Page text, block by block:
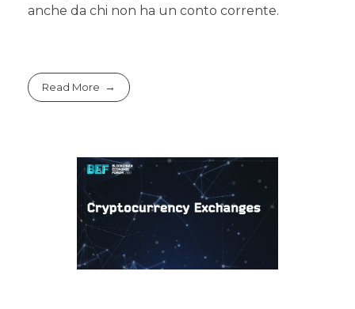
anche da chi non ha un conto corrente.
Read More